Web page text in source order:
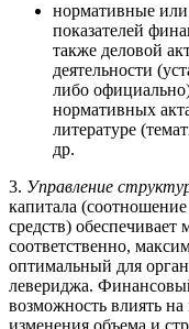
нормативные
показателей
также деловой
деятельности
либо
нормативных
литературе
др.
3. Управление
капитала
средств)
соответственно,
оптимальный для
левериджа.
возможность влиять